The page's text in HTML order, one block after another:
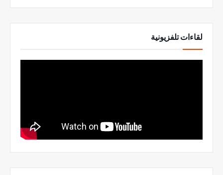
لقاءات تلفزيونية